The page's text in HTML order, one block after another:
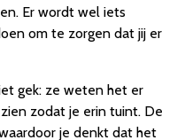
Er wordt wel iets
om te zorgen dat jij er
gek: ze weten het er
zodat je erin tuint. De
je denkt dat het